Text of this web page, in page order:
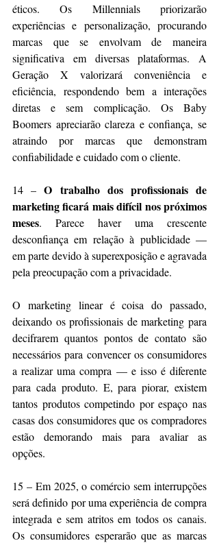
éticos. Os Millennials priorizarão
experiências e personalização, procurando
marcas que se envolvam de maneira
significativa em diversas plataformas. A
Geração X valorizará conveniência e
eficiência, respondendo bem a interações
diretas e sem complicação. Os Baby
Boomers apreciarão clareza e confiança, se
atraindo por marcas que demonstram
confiabilidade e cuidado com o cliente.
14 – O trabalho dos profissionais de
marketing ficará mais difícil nos próximos
meses. Parece haver uma crescente
desconfiança em relação à publicidade —
em parte devido à superexposição e agravada
pela preocupação com a privacidade.
O marketing linear é coisa do passado,
deixando os profissionais de marketing para
decifrarem quantos pontos de contato são
necessários para convencer os consumidores
a realizar uma compra — e isso é diferente
para cada produto. E, para piorar, existem
tantos produtos competindo por espaço nas
casas dos consumidores que os compradores
estão demorando mais para avaliar as
opções.
15 – Em 2025, o comércio sem interrupções
será definido por uma experiência de compra
integrada e sem atritos em todos os canais.
Os consumidores esperarão que as marcas